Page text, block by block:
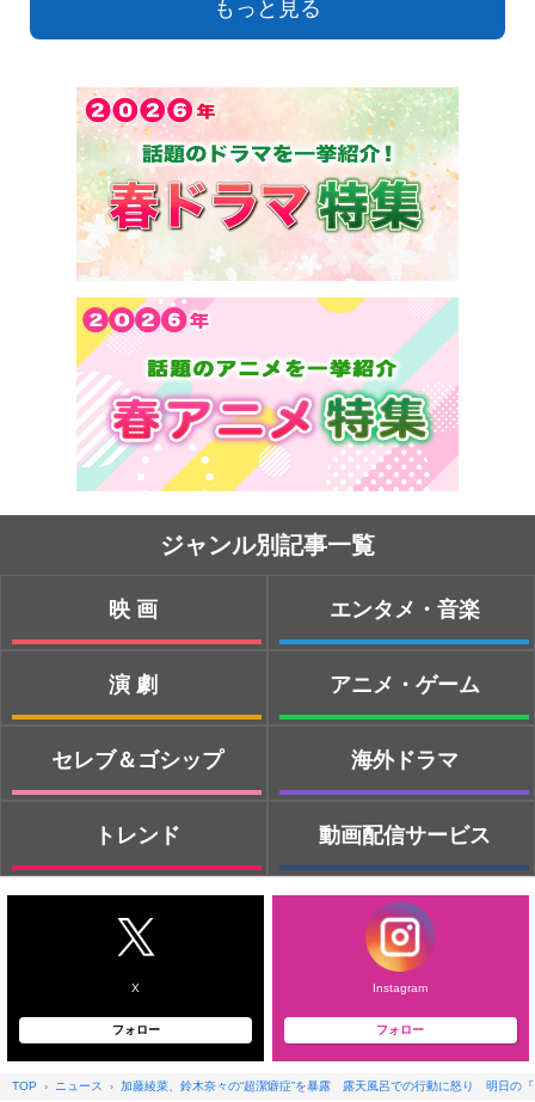
もっと見る
ジャンル別記事一覧
映画
演劇
セレブ＆ゴシップ
トレンド
エンタメ・音楽
アニメ・ゲーム
海外ドラマ
動画配信サービス
X
フォロー
Instagram
フォロー
TOP ニュース 加藤綾菜、鈴木奈々の“超潔癖症”を暴露 露天風呂での行動に怒り 明日の